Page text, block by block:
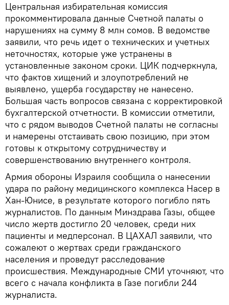
Центральная избирательная комиссия
прокомментировала данные Счетной палаты о
нарушениях на сумму 8 млн сомов. В ведомстве
заявили, что речь идет о технических и учетных
неточностях, которые уже устранены в
установленные законом сроки. ЦИК подчеркнула,
что фактов хищений и злоупотреблений не
выявлено, ущерба государству не нанесено.
Большая часть вопросов связана с корректировкой
бухгалтерской отчетности. В комиссии отметили,
что с рядом выводов Счетной палаты не согласны
и намерены отстаивать свою позицию, при этом
готовы к открытому сотрудничеству и
совершенствованию внутреннего контроля.
Армия обороны Израиля сообщила о нанесении
удара по району медицинского комплекса Насер в
Хан-Юнисе, в результате которого погибло пять
журналистов. По данным Минздрава Газы, общее
число жертв достигло 20 человек, среди них
пациенты и медперсонал. В ЦАХАЛ заявили, что
сожалеют о жертвах среди гражданского
населения и проведут расследование
происшествия. Международные СМИ уточняют, что
всего с начала конфликта в Газе погибли 244
журналиста.